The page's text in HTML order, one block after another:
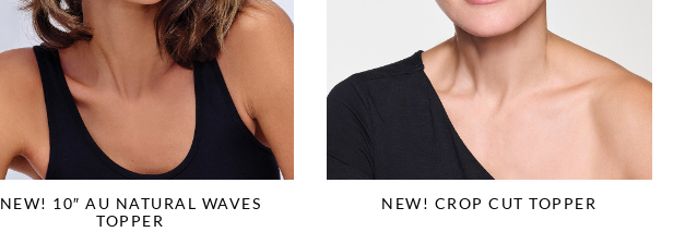
NEW! 10″ AU NATURAL WAVES
TOPPER
NEW! CROP CUT TOPPER